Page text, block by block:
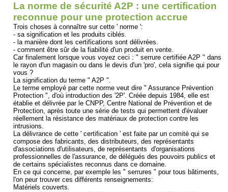
La norme de sécurité A2P : une certification
reconnue pour une protection accrue
Trois choses à connaître sur cette ' norme ':
- sa signification et les produits ciblés.
- la manière dont les certifications sont délivrées.
- comment être sûr de la fiabilité d'un produit en vente.
Car finalement lorsque vous voyez ceci : " serrure certifiée A2P " dans
le rayon d'un magasin ou dans le devis d'un 'pro', cela signifie qui pour
vous ?
La signification du terme " A2P ".
Le terme employé par cette norme veut dire " Assurance Prévention
Protection ", d'où introduction des '2P'. Créée depuis 1984, elle est
établie et délivrée par le CNPP, Centre National de Prévention et de
Protection, après toute une série de tests qui permettent d'évaluer
réellement la résistance des matériaux de protection contre les
intrusions.
La délivrance de cette ' certification ' est faite par un comité qui se
compose des fabricants, des distributeurs, des représentants
d'associations d'utilisateurs, de représentants d'organisations
professionnelles de l'assurance, de délégués des pouvoirs publics et
de certains spécialistes reconnus dans ce domaine.
En ce qui concerne, par exemple les " serrures " pour tous bâtiments,
l'on peur trouver ces différents renseignements:
Matériels couverts.